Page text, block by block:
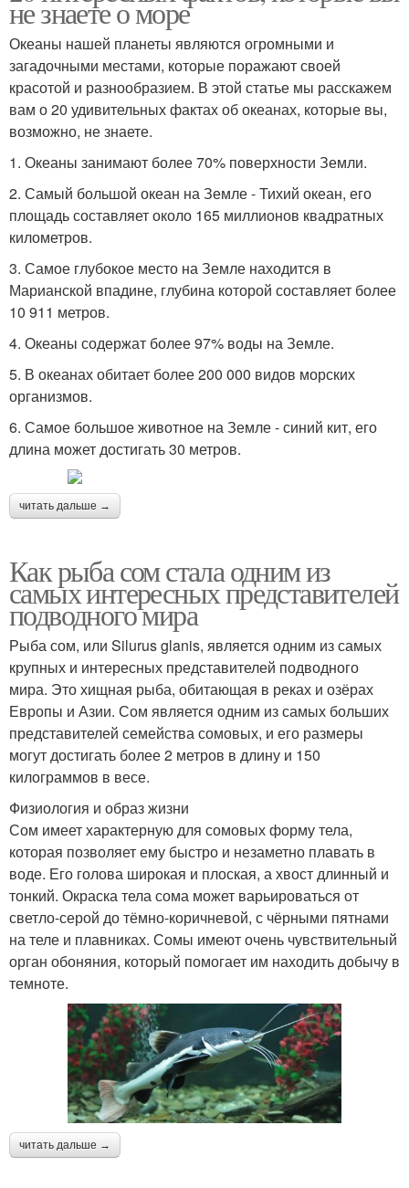
не знаете о море
Океаны нашей планеты являются огромными и
загадочными местами, которые поражают своей
красотой и разнообразием. В этой статье мы расскажем
вам о 20 удивительных фактах об океанах, которые вы,
возможно, не знаете.
1. Океаны занимают более 70% поверхности Земли.
2. Самый большой океан на Земле - Тихий океан, его
площадь составляет около 165 миллионов квадратных
километров.
3. Самое глубокое место на Земле находится в
Марианской впадине, глубина которой составляет более
10 911 метров.
4. Океаны содержат более 97% воды на Земле.
5. В океанах обитает более 200 000 видов морских
организмов.
6. Самое большое животное на Земле - синий кит, его
длина может достигать 30 метров.
читать дальше →
Как рыба сом стала одним из
самых интересных представителей
подводного мира
Рыба сом, или Silurus glanis, является одним из самых
крупных и интересных представителей подводного
мира. Это хищная рыба, обитающая в реках и озёрах
Европы и Азии. Сом является одним из самых больших
представителей семейства сомовых, и его размеры
могут достигать более 2 метров в длину и 150
килограммов в весе.
Физиология и образ жизни
Сом имеет характерную для сомовых форму тела,
которая позволяет ему быстро и незаметно плавать в
воде. Его голова широкая и плоская, а хвост длинный и
тонкий. Окраска тела сома может варьироваться от
светло-серой до тёмно-коричневой, с чёрными пятнами
на теле и плавниках. Сомы имеют очень чувствительный
орган обоняния, который помогает им находить добычу в
темноте.
читать дальше →